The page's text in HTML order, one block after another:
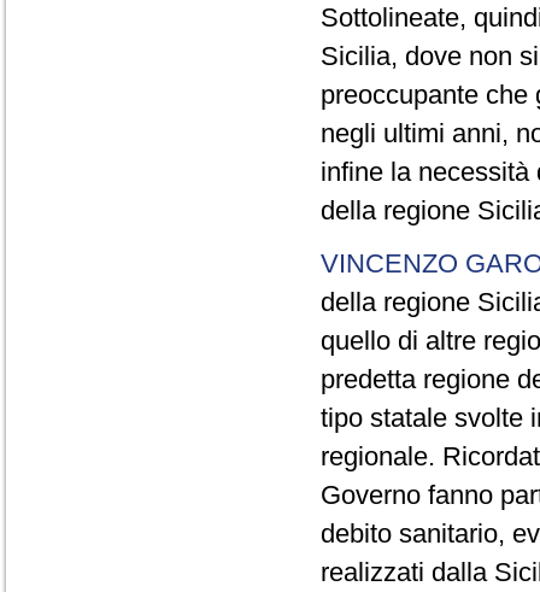
Sottolineate,
Sicilia, dove non
preoccupante che
negli ultimi anni,
infine la necessità
della regione
VINCENZO
della regione
quello di altre
predetta regione
tipo statale svolte
regionale.
Governo fanno
debito sanitario,
realizzati dalla